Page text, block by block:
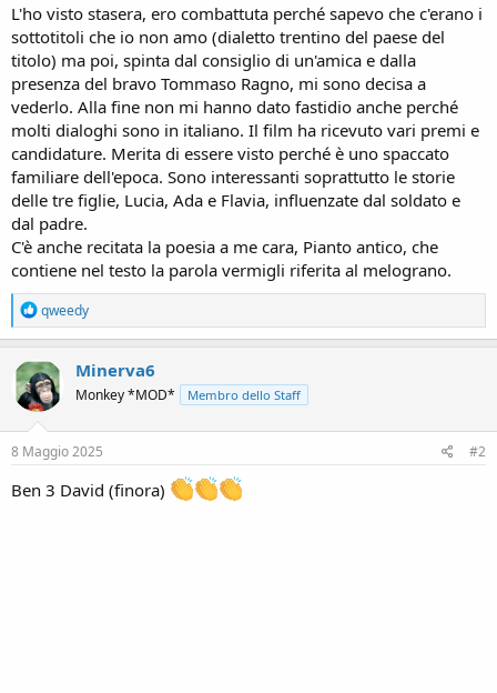
n
e
L'ho visto stasera, ero combattuta perché sapevo che c'erano i
sottotitoli che io non amo (dialetto trentino del paese del
titolo) ma poi, spinta dal consiglio di un'amica e dalla
presenza del bravo Tommaso Ragno, mi sono decisa a
vederlo. Alla fine non mi hanno dato fastidio anche perché
molti dialoghi sono in italiano. Il film ha ricevuto vari premi e
candidature. Merita di essere visto perché è uno spaccato
familiare dell'epoca. Sono interessanti soprattutto le storie
delle tre figlie, Lucia, Ada e Flavia, influenzate dal soldato e
dal padre.
C'è anche recitata la poesia a me cara, Pianto antico, che
contiene nel testo la parola vermigli riferita al melograno.
R
e
a
c
t
i
o
n
s
qweedy
Minerva6
Monkey *MOD* Membro dello Staff
8 Maggio 2025 #2
Ben 3 David (finora)